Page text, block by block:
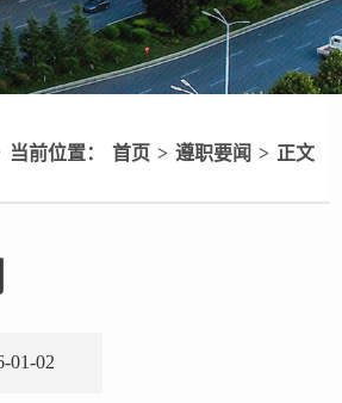
当前位置： 首页 > 遵职要闻 > 正文
01-02